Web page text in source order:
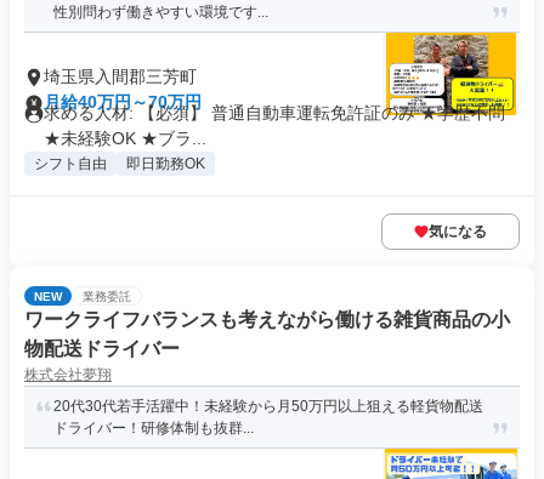
性別問わず働きやすい環境です...
埼玉県入間郡三芳町
月給40万円～70万円
求める人材: 【必須】 普通自動車運転免許証のみ ★学歴不問
★未経験OK ★ブラ...
シフト自由 即日勤務OK
気になる
NEW 業務委託
ワークライフバランスも考えながら働ける雑貨商品の小
物配送ドライバー
株式会社夢翔
20代30代若手活躍中！未経験から月50万円以上狙える軽貨物配送
ドライバー！研修体制も抜群...